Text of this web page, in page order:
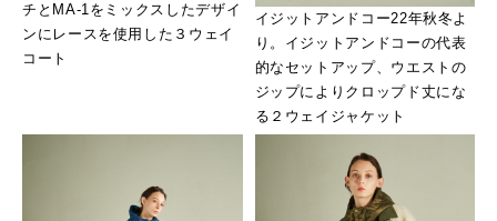
チとMA-1をミックスしたデザイ
ンにレースを使用した３ウェイ
コート
イジットアンドコー22年秋冬よ
り。イジットアンドコーの代表
的なセットアップ、ウエストの
ジップによりクロップド丈にな
る２ウェイジャケット